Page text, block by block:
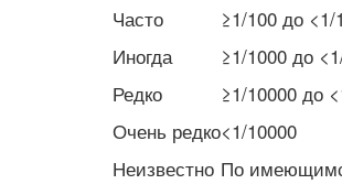
Часто
≥1/100 до <1/
Иногда
≥1/1000 до
Редко
≥1/10000 до
Очень редко<1/10000
Неизвестно По